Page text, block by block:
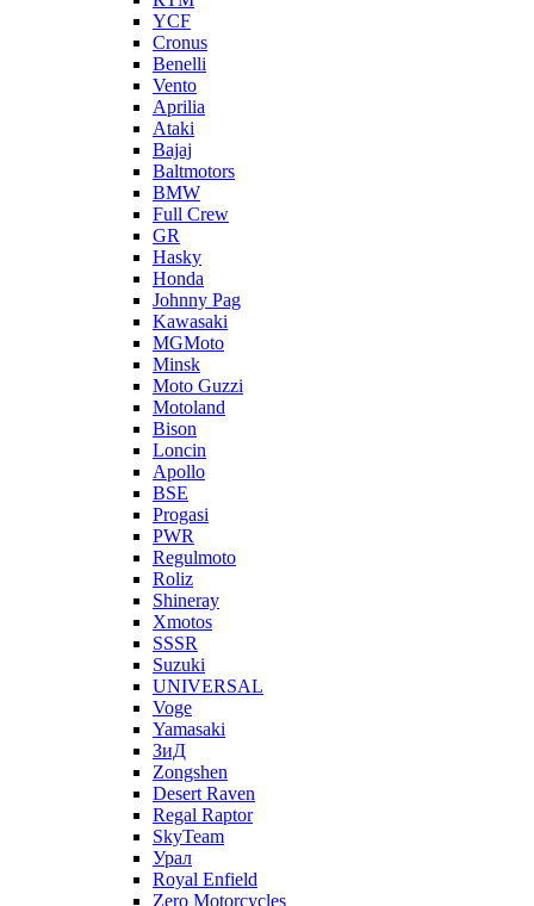
YCF
Cronus
Benelli
Vento
Aprilia
Ataki
Bajaj
Baltmotors
BMW
Full Crew
GR
Hasky
Honda
Johnny Pag
Kawasaki
MGMoto
Minsk
Moto Guzzi
Motoland
Bison
Loncin
Apollo
BSE
Progasi
PWR
Regulmoto
Roliz
Shineray
Xmotos
SSSR
Suzuki
UNIVERSAL
Voge
Yamasaki
ЗиД
Zongshen
Desert Raven
Regal Raptor
SkyTeam
Урал
Royal Enfield
Zero Motorcycles